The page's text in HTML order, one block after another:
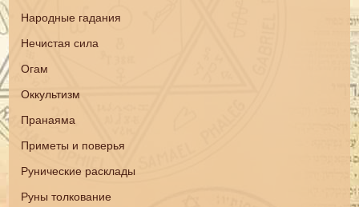
Народные гадания
Нечистая сила
Огам
Оккультизм
Пранаяма
Приметы и поверья
Рунические расклады
Руны толкование